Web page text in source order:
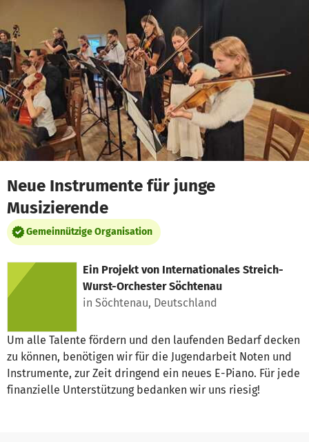
Zum Hauptinhalt springen
Erklärung zur Barrierefreiheit anzeigen
Neue Instrumente für junge
Musizierende
Gemeinnützige Organisation
Ein Projekt von Internationales Streich-
Wurst-Orchester Söchtenau
in Söchtenau, Deutschland
Um alle Talente fördern und den laufenden Bedarf decken
zu können, benötigen wir für die Jugendarbeit Noten und
Instrumente, zur Zeit dringend ein neues E-Piano. Für jede
finanzielle Unterstützung bedanken wir uns riesig!